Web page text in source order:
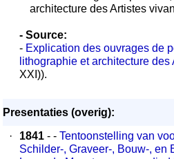
architecture des Artistes
- Source:
- Explication des ouvrages de
lithographie et architecture des
XXI)).
Presentaties (overig):
·
1841 - - Tentoonstelling van
Schilder-, Graveer-, Bouw-, en